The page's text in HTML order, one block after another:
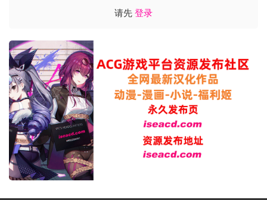
《纪念碑谷》，你也可以享受这种体验。该游戏具有全新的世
轻松游戏
点击并拖动来重塑世界，帮助 Ro 和她的孩子探索令人惊叹但不
可能的区域。旨在让每个人都能轻松上手、享受和完成。要玩
《纪念碑谷 2》，《纪念碑谷 2：全景版》是最丰富、最好的方
式。
新的游戏方式
通过为 PC 重新设计的全新控制方案，您能够以独特的触控方
式与纪念碑谷的世界互动。结合专为全高清和超宽显示器设计
的全新全景游戏方式，《纪念碑谷 2》比以往任何时候都更加震
撼和美丽。
请先 登录